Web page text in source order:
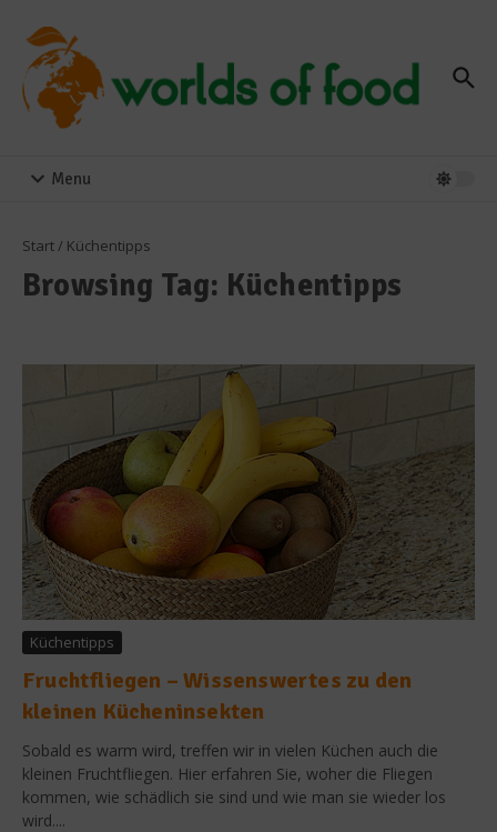
Menu
Start/ Küchentipps
Browsing Tag: Küchentipps
Küchentipps
Fruchtfliegen – Wissenswertes zu den
kleinen Kücheninsekten
Sobald es warm wird, treffen wir in vielen Küchen auch die
kleinen Fruchtfliegen. Hier erfahren Sie, woher die Fliegen
kommen, wie schädlich sie sind und wie man sie wieder los
wird....